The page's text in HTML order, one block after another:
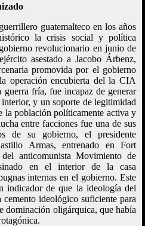
guatemalteco en los años
la crisis social y política
revolucionario en junio de
asestado a Jacobo Árbenz,
promovida por el gobierno
operación encubierta del la CIA
fría, fue incapaz de generar
y un soporte de legitimidad
la población políticamente activa y
entre facciones fue una de sus
de su gobierno, el presidente
Armas, entrenado en Fort
anticomunista Movimiento de
en el interior de la casa
internas en el gobierno. Este
indicador de que la ideología del
ideológico suficiente para
dominación oligárquica, que había